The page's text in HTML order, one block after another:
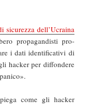
sicurezza dell’Ucraina
propagandisti pro-
i dati identificativi di
hacker per diffondere
come gli hacker